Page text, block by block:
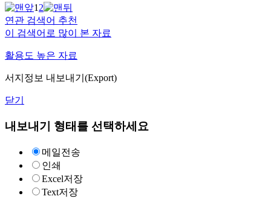
12
연관 검색어 추천
이 검색어로 많이 본 자료
활용도 높은 자료
서지정보 내보내기(Export)
닫기
내보내기 형태를 선택하세요
메일전송
인쇄
Excel저장
Text저장